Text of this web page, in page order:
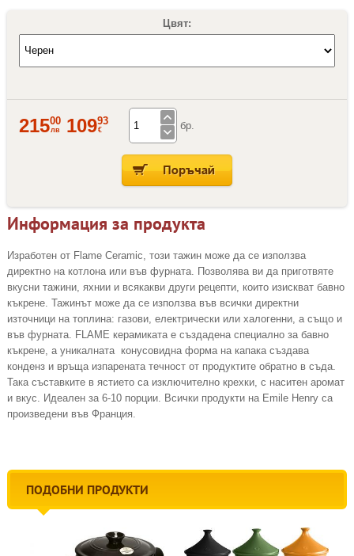
Цвят:
21500
лв 10993
€ бр.
Информация за продукта
Изработен от Flame Ceramic, този тажин може да се използва
директно на котлона или във фурната. Позволява ви да приготвяте
вкусни тажини, яхнии и всякакви други рецепти, които изискват бавно
къкрене. Тажинът може да се използва във всички директни
източници на топлина: газови, електрически или халогенни, а също и
във фурната. FLAME керамиката е създадена специално за бавно
къкрене, а уникалната конусовидна форма на капака създава
конденз и връща изпарената течност от продуктите обратно в съда.
Така съставките в ястието са изключително крехки, с наситен аромат
и вкус. Идеален за 6-10 порции. Всички продукти на Emile Henry са
произведени във Франция.
ПОДОБНИ ПРОДУКТИ